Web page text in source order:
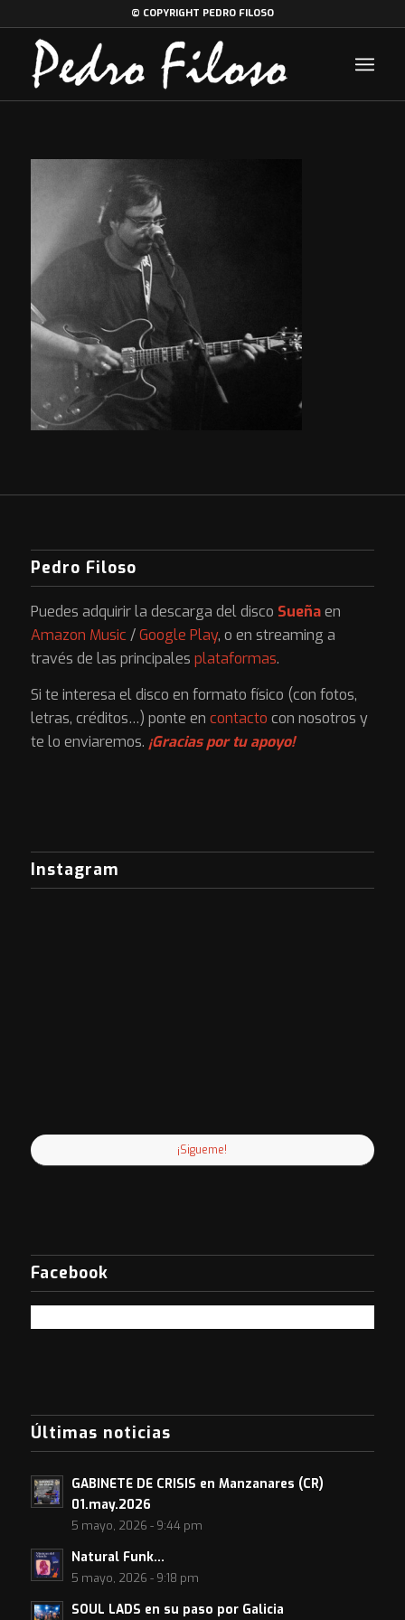
© COPYRIGHT PEDRO FILOSO
Pedro Filoso
Puedes adquirir la descarga del disco Sueñaen
Amazon Music/Google Play, o en streaming a
través de las principales plataformas.
Si te interesa el disco en formato físico (con fotos,
letras, créditos…) ponte en contacto con nosotros y
te lo enviaremos. ¡Gracias por tu apoyo!
Instagram
¡Sigueme!
Facebook
Últimas noticias
GABINETE DE CRISIS en Manzanares (CR)
01.may.2026
5 mayo, 2026 - 9:44 pm
Natural Funk…
5 mayo, 2026 - 9:18 pm
SOUL LADS en su paso por Galicia